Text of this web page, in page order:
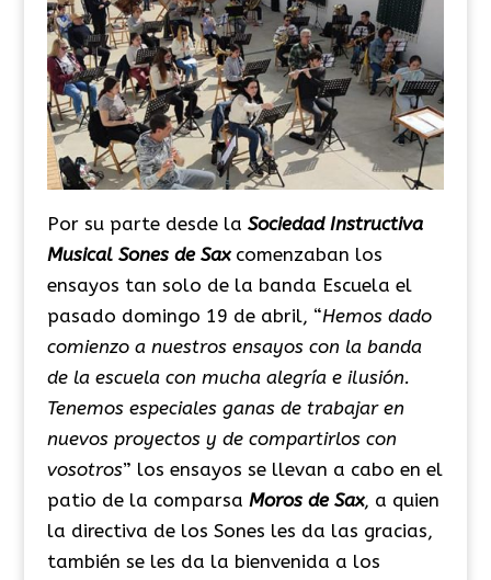
Por su parte desde la Sociedad Instructiva
Musical Sones de Saxcomenzaban los
ensayos tan solo de la banda Escuela el
pasado domingo 19 de abril, “Hemos dado
comienzo a nuestros ensayos con la banda
de la escuela con mucha alegría e ilusión.
Tenemos especiales ganas de trabajar en
nuevos proyectos y de compartirlos con
vosotros” los ensayos se llevan a cabo en el
patio de la comparsa Moros de Sax, a quien
la directiva de los Sones les da las gracias,
también se les da la bienvenida a los